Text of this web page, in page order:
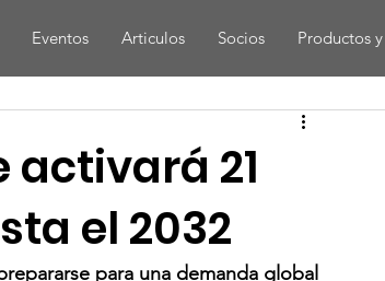
Eventos Articulos Socios Productos
activará 21
el 2032
para una demanda global